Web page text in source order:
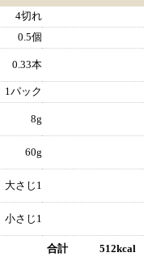
4切れ
0.5個
0.33本
1パック
8g
60g
大さじ1
小さじ1
合計 512kcal